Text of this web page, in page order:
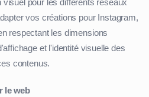
vos créations pour Instagram,
respectant les dimensions
et l'identité visuelle des
contenus.
le web